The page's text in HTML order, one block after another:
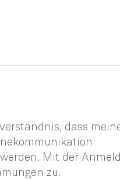
dass
Mit der
zu.